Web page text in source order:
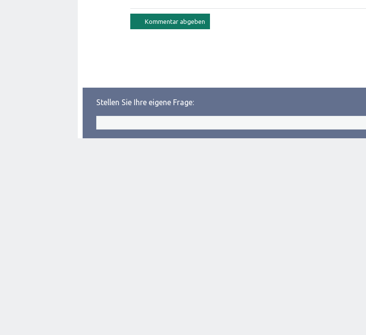
Stellen Sie Ihre eigene Frage: